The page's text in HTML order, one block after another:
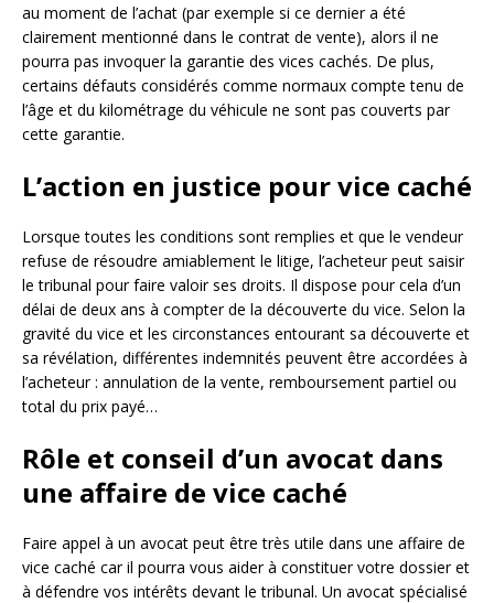
au moment de l’achat (par exemple si ce dernier a été
clairement mentionné dans le contrat de vente), alors il ne
pourra pas invoquer la garantie des vices cachés. De plus,
certains défauts considérés comme normaux compte tenu de
l’âge et du kilométrage du véhicule ne sont pas couverts par
cette garantie.
L’action en justice pour vice caché
Lorsque toutes les conditions sont remplies et que le vendeur
refuse de résoudre amiablement le litige, l’acheteur peut saisir
le tribunal pour faire valoir ses droits. Il dispose pour cela d’un
délai de deux ans à compter de la découverte du vice. Selon la
gravité du vice et les circonstances entourant sa découverte et
sa révélation, différentes indemnités peuvent être accordées à
l’acheteur : annulation de la vente, remboursement partiel ou
total du prix payé…
Rôle et conseil d’un avocat dans
une affaire de vice caché
Faire appel à un avocat peut être très utile dans une affaire de
vice caché car il pourra vous aider à constituer votre dossier et
à défendre vos intérêts devant le tribunal. Un avocat spécialisé